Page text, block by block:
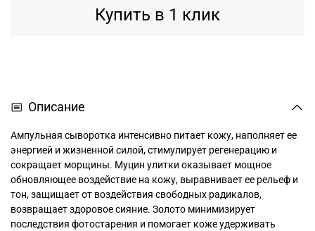
Купить в 1 клик
Описание
Ампульная сыворотка интенсивно питает кожу, наполняет ее
энергией и жизненной силой, стимулирует регенерацию и
сокращает морщины. Муцин улитки оказывает мощное
обновляющее воздействие на кожу, выравнивает ее рельеф и
тон, защищает от воздействия свободных радикалов,
возвращает здоровое сияние. Золото минимизирует
последствия фотостарения и помогает коже удерживать